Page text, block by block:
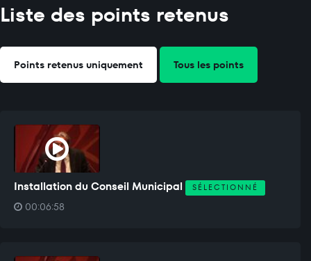
Liste des points retenus
Points retenus uniquement Tous les points
Installation du Conseil Municipal SÉLECTIONNÉ
00:06:58